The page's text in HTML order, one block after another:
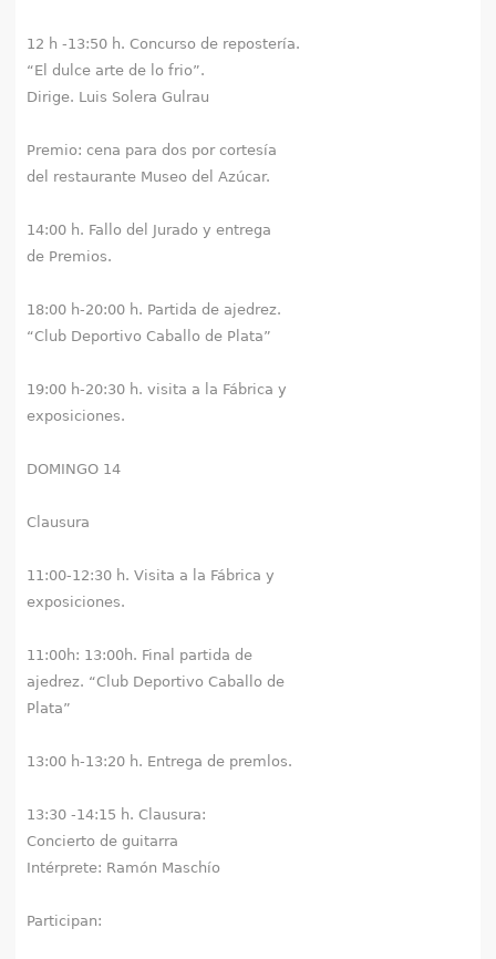
12 h -13:50 h. Concurso de repostería.
“El dulce arte de lo frio”.
Dirige. Luis Solera Gulrau
Premio: cena para dos por cortesía
del restaurante Museo del Azúcar.
14:00 h. Fallo del Jurado y entrega
de Premios.
18:00 h-20:00 h. Partida de ajedrez.
“Club Deportivo Caballo de Plata”
19:00 h-20:30 h. visita a la Fábrica y
exposiciones.
DOMINGO 14
Clausura
11:00-12:30 h. Visita a la Fábrica y
exposiciones.
11:00h: 13:00h. Final partida de
ajedrez. “Club Deportivo Caballo de
Plata”
13:00 h-13:20 h. Entrega de premlos.
13:30 -14:15 h. Clausura:
Concierto de guitarra
Intérprete: Ramón Maschío
Participan: